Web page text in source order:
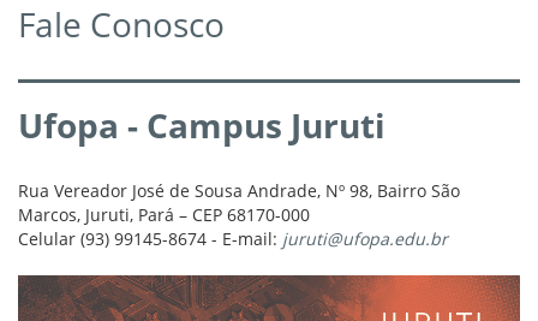
Fale Conosco
Ufopa - Campus Juruti
Rua Vereador José de Sousa Andrade, Nº 98, Bairro São
Marcos, Juruti, Pará – CEP 68170-000
Celular (93) 99145-8674 - E-mail: juruti@ufopa.edu.br